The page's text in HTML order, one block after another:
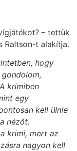
– tettük
Raltson-t alakítja.
hogy
krimiben
egy
kell ülnie
nézőt.
krimi, mert az
nagyon kell